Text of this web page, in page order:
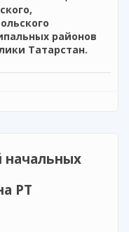
районов
Татарстан.
Нурлатского,
районов РТ
начальных
РТ